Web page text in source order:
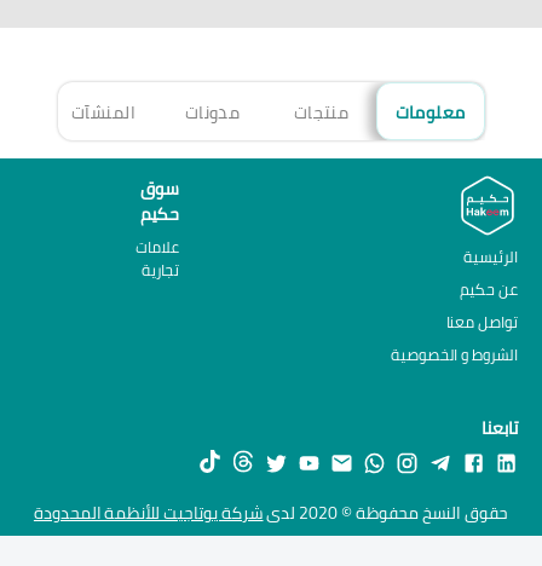
معلومات منتجات مدونات المنشآت
الرئيسية
عن حكيم
تواصل معنا
الشروط و الخصوصية
سوق
حكيم
علامات
تجارية
تابعنا
حقوق النسخ محفوظة © 2020 لدى شركة يوتاجيت للأنظمة المحدودة